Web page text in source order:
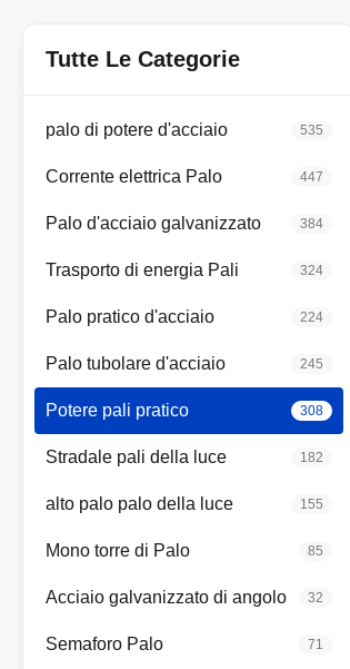
Tutte Le Categorie
palo di potere d'acciaio 535
Corrente elettrica Palo 447
Palo d'acciaio galvanizzato 384
Trasporto di energia Pali 324
Palo pratico d'acciaio 224
Palo tubolare d'acciaio 245
Potere pali pratico 308
Stradale pali della luce 182
alto palo palo della luce 155
Mono torre di Palo 85
Acciaio galvanizzato di angolo 32
Semaforo Palo 71